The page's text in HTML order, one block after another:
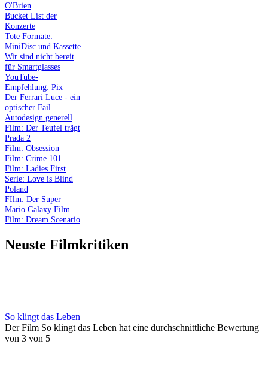
O'Brien
Bucket List der
Konzerte
Tote Formate:
MiniDisc und Kassette
Wir sind nicht bereit
für Smartglasses
YouTube-
Empfehlung: Pix
Der Ferrari Luce - ein
optischer Fail
Autodesign generell
Film: Der Teufel trägt
Prada 2
Film: Obsession
Film: Crime 101
Film: Ladies First
Serie: Love is Blind
Poland
FIlm: Der Super
Mario Galaxy Film
Film: Dream Scenario
Neuste Filmkritiken
So klingt das Leben
Der Film So klingt das Leben hat eine durchschnittliche Bewertung
von 3 von 5